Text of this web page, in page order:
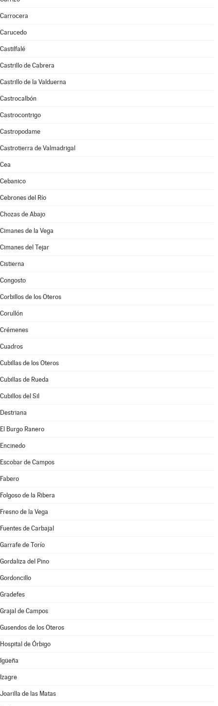
Carrocera
Carucedo
Castilfalé
Castrillo de Cabrera
Castrillo de la Valduerna
Castrocalbón
Castrocontrigo
Castropodame
Castrotierra de Valmadrigal
Cea
Cebanico
Cebrones del Río
Chozas de Abajo
Cimanes de la Vega
Cimanes del Tejar
Cistierna
Congosto
Corbillos de los Oteros
Corullón
Crémenes
Cuadros
Cubillas de los Oteros
Cubillas de Rueda
Cubillos del Sil
Destriana
El Burgo Ranero
Encinedo
Escobar de Campos
Fabero
Folgoso de la Ribera
Fresno de la Vega
Fuentes de Carbajal
Garrafe de Torío
Gordaliza del Pino
Gordoncillo
Gradefes
Grajal de Campos
Gusendos de los Oteros
Hospital de Órbigo
Igüeña
Izagre
Joarilla de las Matas